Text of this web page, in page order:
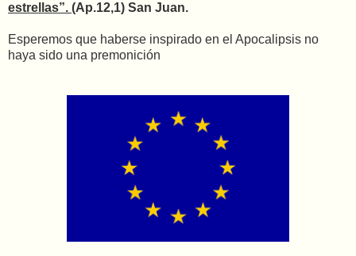
estrellas”. (Ap.12,1) San Juan.
Esperemos que haberse inspirado en el Apocalipsis no
haya sido una premonición